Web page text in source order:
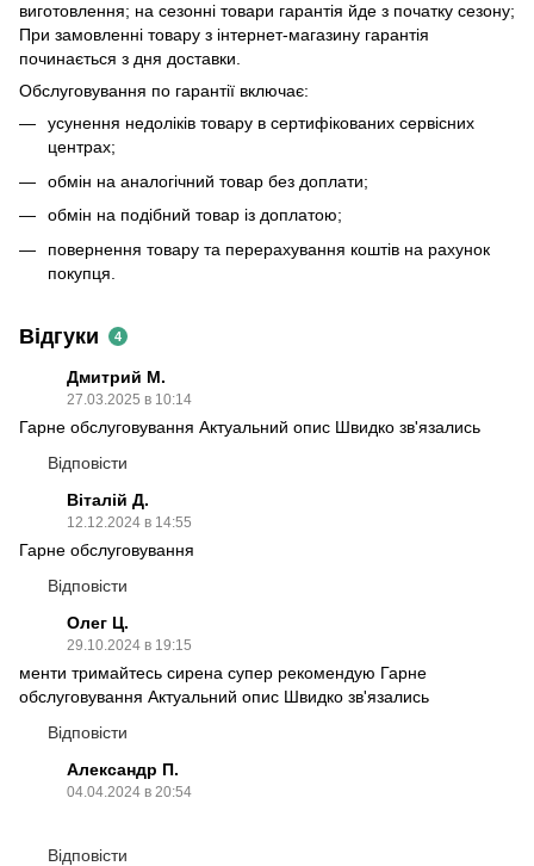
виготовлення; на сезонні товари гарантія йде з початку сезону;
При замовленні товару з інтернет-магазину гарантія
починається з дня доставки.
Обслуговування по гарантії включає:
усунення недоліків товару в сертифікованих сервісних
центрах;
обмін на аналогічний товар без доплати;
обмін на подібний товар із доплатою;
повернення товару та перерахування коштів на рахунок
покупця.
Відгуки 4
Дмитрий М.
27.03.2025 в 10:14
Гарне обслуговування Актуальний опис Швидко зв'язались
Відповісти
Віталій Д.
12.12.2024 в 14:55
Гарне обслуговування
Відповісти
Олег Ц.
29.10.2024 в 19:15
менти тримайтесь сирена супер рекомендую Гарне
обслуговування Актуальний опис Швидко зв'язались
Відповісти
Александр П.
04.04.2024 в 20:54
Відповісти